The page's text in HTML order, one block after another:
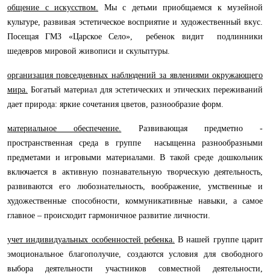
общение с искусством. Мы с детьми приобщаемся к музейной
культуре, развивая эстетическое восприятие и художественный вкус.
Посещая ГМЗ «Царское Село», ребенок видит подлинники
шедевров мировой живописи и скульптуры.
организация повседневных наблюдений за явлениями окружающего
мира. Богатый материал для эстетических и этических переживаний
дает природа: яркие сочетания цветов, разнообразие форм.
материальное обеспечение.
Развивающая предметно -
пространственная среда в группе насыщенна разнообразными
предметами и игровыми материалами. В такой среде дошкольник
включается в активную познавательную творческую деятельность,
развиваются его любознательность, воображение, умственные и
художественные способности, коммуникативные навыки, а самое
главное – происходит гармоничное развитие личности.
учет индивидуальных особенностей ребенка. В нашей группе царит
эмоциональное благополучие, создаются условия для свободного
выбора деятельности участников совместной деятельности,